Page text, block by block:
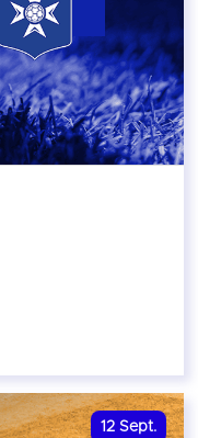
12 Sept.